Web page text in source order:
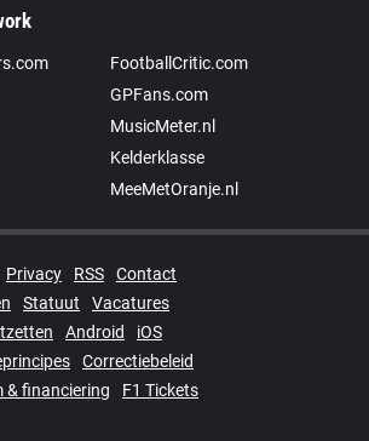
FootballCritic.com
GPFans.com
MusicMeter.nl
Kelderklasse
MeeMetOranje.nl
Privacy RSS
Contact
Statuut
Vacatures
Android
iOS
Correctiebeleid
& financiering
F1 Tickets